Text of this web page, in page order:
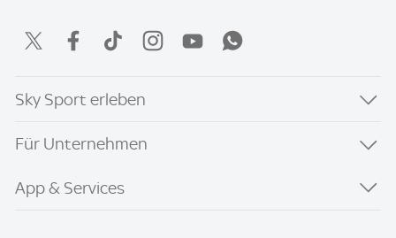
Sky Sport erleben
Für Unternehmen
App & Services